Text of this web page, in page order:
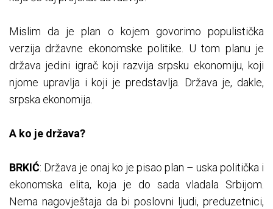
Mislim da je plan o kojem govorimo populistička
verzija državne ekonomske politike. U tom planu je
država jedini igrač koji razvija srpsku ekonomiju, koji
njome upravlja i koji je predstavlja. Država je, dakle,
srpska ekonomija.
A ko je država?
BRKIĆ: Država je onaj ko je pisao plan – uska politička i
ekonomska elita, koja je do sada vladala Srbijom.
Nema nagovještaja da bi poslovni ljudi, preduzetnici,